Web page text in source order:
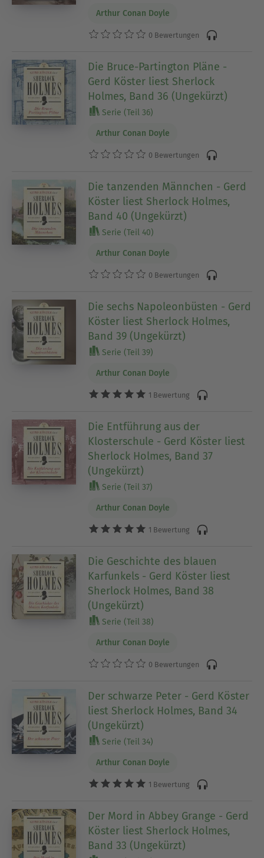
Arthur Conan Doyle
0 Bewertungen
Die Bruce-Partington Pläne -
Gerd Köster liest Sherlock
Holmes, Band 36 (Ungekürzt)
Serie (Teil 36)
Arthur Conan Doyle
0 Bewertungen
Die tanzenden Männchen - Gerd
Köster liest Sherlock Holmes,
Band 40 (Ungekürzt)
Serie (Teil 40)
Arthur Conan Doyle
0 Bewertungen
Die sechs Napoleonbüsten - Gerd
Köster liest Sherlock Holmes,
Band 39 (Ungekürzt)
Serie (Teil 39)
Arthur Conan Doyle
1 Bewertung
Die Entführung aus der
Klosterschule - Gerd Köster liest
Sherlock Holmes, Band 37
(Ungekürzt)
Serie (Teil 37)
Arthur Conan Doyle
1 Bewertung
Die Geschichte des blauen
Karfunkels - Gerd Köster liest
Sherlock Holmes, Band 38
(Ungekürzt)
Serie (Teil 38)
Arthur Conan Doyle
0 Bewertungen
Der schwarze Peter - Gerd Köster
liest Sherlock Holmes, Band 34
(Ungekürzt)
Serie (Teil 34)
Arthur Conan Doyle
1 Bewertung
Der Mord in Abbey Grange - Gerd
Köster liest Sherlock Holmes,
Band 33 (Ungekürzt)